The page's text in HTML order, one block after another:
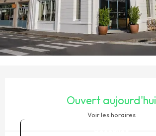
Ouvert aujourd'hui
Voir les horaires